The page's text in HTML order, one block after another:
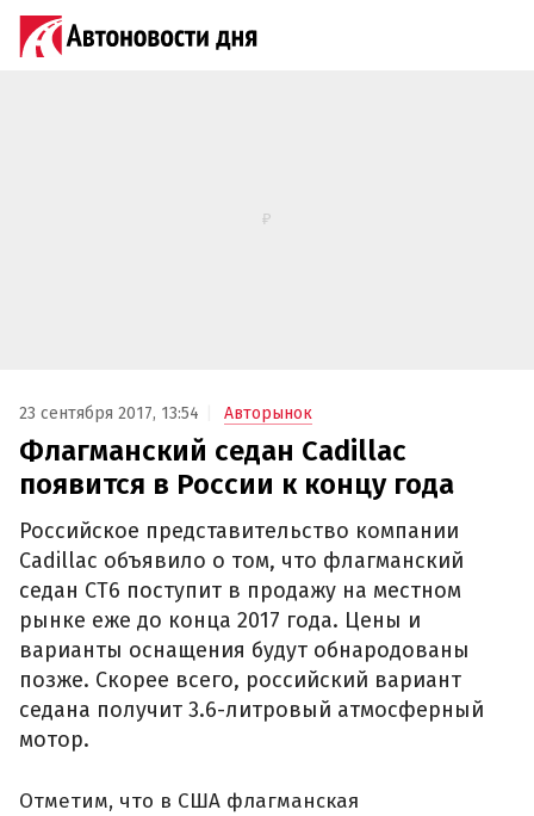
23 сентября 2017, 13:54 Авторынок
Флагманский седан Cadillac
появится в России к концу года
Российское представительство компании
Cadillac объявило о том, что флагманский
седан СТ6 поступит в продажу на местном
рынке еже до конца 2017 года. Цены и
варианты оснащения будут обнародованы
позже. Скорее всего, российский вариант
седана получит 3.6-литровый атмосферный
мотор.
Отметим, что в США флагманская